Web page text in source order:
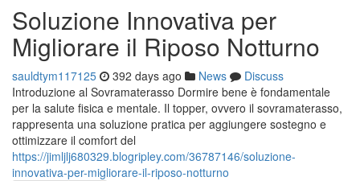
Soluzione Innovativa per
Migliorare il Riposo Notturno
sauldtym117125 392 days ago News
Discuss
Introduzione al Sovramaterasso Dormire bene è fondamentale
per la salute fisica e mentale. Il topper, ovvero il sovramaterasso,
rappresenta una soluzione pratica per aggiungere sostegno e
ottimizzare il comfort del
https://jimljlj680329.blogripley.com/36787146/soluzione-
innovativa-per-migliorare-il-riposo-notturno